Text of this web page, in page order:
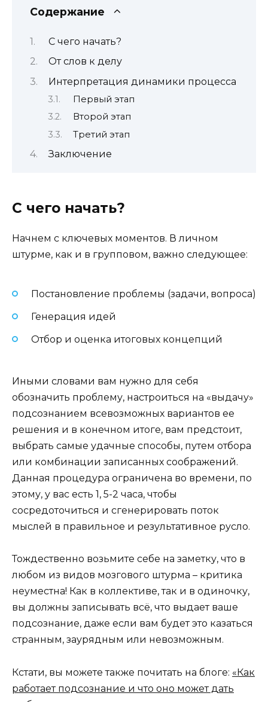
Содержание
С чего начать?
От слов к делу
Интерпретация динамики процесса
Первый этап
Второй этап
Третий этап
Заключение
С чего начать?
Начнем с ключевых моментов. В личном
штурме, как и в групповом, важно следующее:
Постановление проблемы (задачи, вопроса)
Генерация идей
Отбор и оценка итоговых концепций
Иными словами вам нужно для себя
обозначить проблему, настроиться на «выдачу»
подсознанием всевозможных вариантов ее
решения и в конечном итоге, вам предстоит,
выбрать самые удачные способы, путем отбора
или комбинации записанных соображений.
Данная процедура ограничена во времени, по
этому, у вас есть 1, 5-2 часа, чтобы
сосредоточиться и сгенерировать поток
мыслей в правильное и результативное русло.
Тождественно возьмите себе на заметку, что в
любом из видов мозгового штурма – критика
неуместна! Как в коллективе, так и в одиночку,
вы должны записывать всё, что выдает ваше
подсознание, даже если вам будет это казаться
странным, заурядным или невозможным.
Кстати, вы можете также почитать на блоге: «Как
работает подсознание и что оно может дать